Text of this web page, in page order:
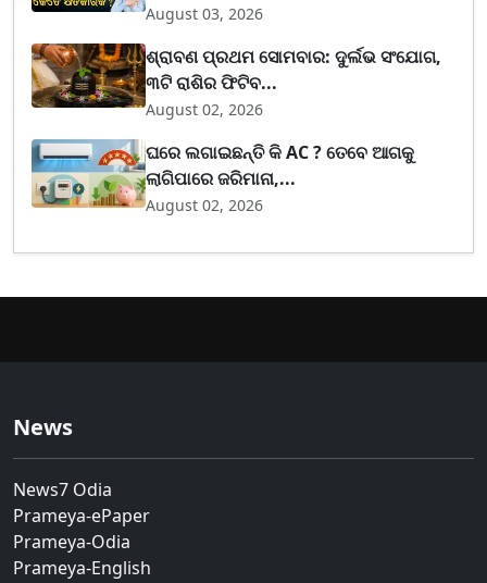
August 03, 2026
ଶ୍ରାବଣ ପ୍ରଥମ ସୋମବାର: ଦୁର୍ଲଭ ସଂଯୋଗ,
୩ଟି ରାଶିର ଫିଟିବ...
August 02, 2026
ଘରେ ଲଗାଇଛନ୍ତି କି AC ? ତେବେ ଆଗକୁ
ଲାଗିପାରେ ଜରିମାନା,...
August 02, 2026
News
News7 Odia
Prameya-ePaper
Prameya-Odia
Prameya-English